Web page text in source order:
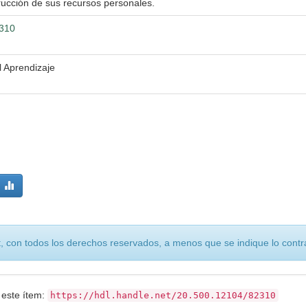
de sus recursos personales.
Aprendizaje
todos los derechos reservados, a menos que se indique lo
ítem: https://hdl.handle.net/20.500.12104/82310